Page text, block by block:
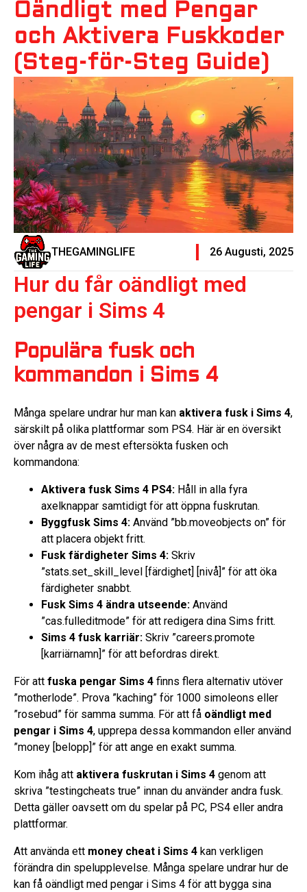
Oändligt med Pengar
och Aktivera Fuskkoder
(Steg-för-Steg Guide)
THEGAMINGLIFE 26 Augusti, 2025
Hur du får oändligt med
pengar i Sims 4
Populära fusk och
kommandon i Sims 4
Många spelare undrar hur man kan aktivera fusk i Sims 4,
särskilt på olika plattformar som PS4. Här är en översikt
över några av de mest eftersökta fusken och
kommandona:
Aktivera fusk Sims 4 PS4: Håll in alla fyra
axelknappar samtidigt för att öppna fuskrutan.
Byggfusk Sims 4: Använd ”bb.moveobjects on” för
att placera objekt fritt.
Fusk färdigheter Sims 4: Skriv
”stats.set_skill_level [färdighet] [nivå]” för att öka
färdigheter snabbt.
Fusk Sims 4 ändra utseende: Använd
”cas.fulleditmode” för att redigera dina Sims fritt.
Sims 4 fusk karriär: Skriv ”careers.promote
[karriärnamn]” för att befordras direkt.
För att fuska pengar Sims 4 finns flera alternativ utöver
”motherlode”. Prova ”kaching” för 1000 simoleons eller
”rosebud” för samma summa. För att få oändligt med
pengar i Sims 4, upprepa dessa kommandon eller använd
”money [belopp]” för att ange en exakt summa.
Kom ihåg att aktivera fuskrutan i Sims 4 genom att
skriva ”testingcheats true” innan du använder andra fusk.
Detta gäller oavsett om du spelar på PC, PS4 eller andra
plattformar.
Att använda ett money cheat i Sims 4 kan verkligen
förändra din spelupplevelse. Många spelare undrar hur de
kan få oändligt med pengar i Sims 4 för att bygga sina